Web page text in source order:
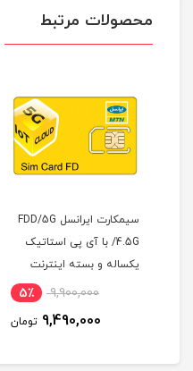
محصولات مرتبط
مودم 4G LTE / TD-LTE
عدد آنتن خارجی 19 دسی‌بل
22,500,000
19,990,000